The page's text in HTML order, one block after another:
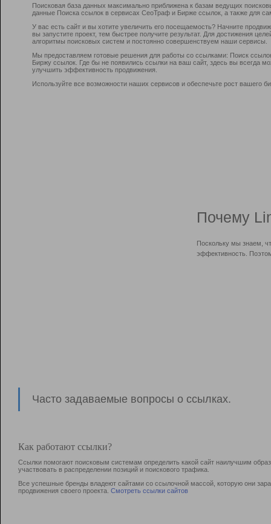
Поисковая база данных максимально приближена к базам ведущих
данные Поиска ссылок в сервисах СеоТраф и Бирже ссылок, а также для
У вас есть сайт и вы хотите увеличить его посещаемость? Начните
вы запустите проект, тем быстрее получите результат. Для достижения
алгоритмы поисковых систем и постоянно совершенствуем наши сервисы.
Мы предоставляем готовые решения для работы со ссылками: Поиск
Биржу ссылок. Где бы не появились ссылки на ваш сайт, здесь вы всегда
улучшить эффективность продвижения.
Используйте все возможности наших сервисов и обеспечьте рост вашего
Почему
Поскольку мы знаем,
эффективность.
Часто задаваемые вопросы о ссылках.
Как работают ссылки?
Ссылки помогают поисковым системам определить какой сайт наилучшим
участвовать в раcпределении позиций и поискового трафика.
Все успешные бренды владеют сайтами со ссылочной массой, которую они
продвижения своего проекта. Смотреть ссылки сайтов